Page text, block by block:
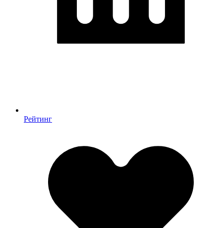
Рейтинг